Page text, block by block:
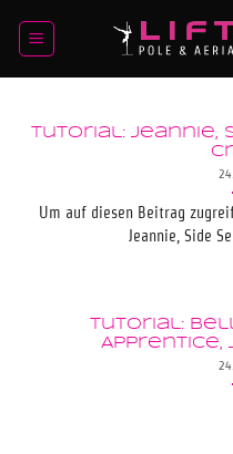
Inhalt
Tutorial: Jeannie,
Um auf diesen Beitrag
Jeannie, Side
Tutorial:
Apprentice,